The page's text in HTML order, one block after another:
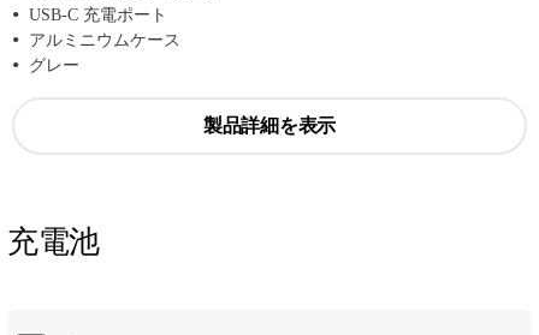
USB-C 充電ポート
アルミニウムケース
グレー
製品詳細を表示
充電池